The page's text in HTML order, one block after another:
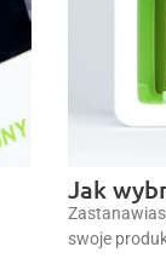
Jak
swoje